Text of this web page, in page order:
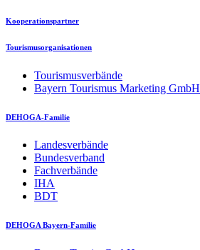
Kooperationspartner
Tourismusorganisationen
Tourismusverbände
Bayern Tourismus Marketing GmbH
DEHOGA-Familie
Landesverbände
Bundesverband
Fachverbände
IHA
BDT
DEHOGA Bayern-Familie